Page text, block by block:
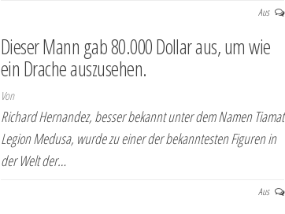
Aus
Dieser Mann gab 80.000 Dollar aus, um wie
ein Drache auszusehen.
Von
Richard Hernandez, besser bekannt unter dem Namen Tiamat
Legion Medusa, wurde zu einer der bekanntesten Figuren in
der Welt der…
Aus